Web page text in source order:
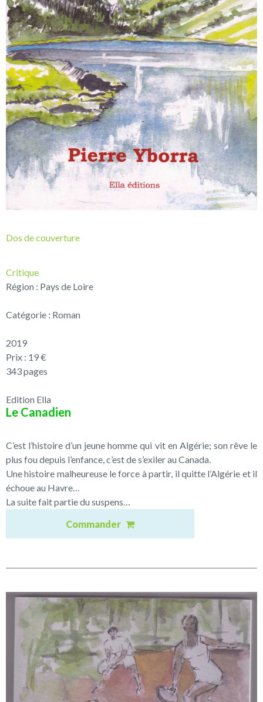
Dos de couverture
Critique
Région : Pays de Loire
Catégorie : Roman
2019
Prix : 19 €
343 pages
Edition Ella
Le Canadien
C’est l’histoire d’un jeune homme qui vit en Algérie; son rêve le
plus fou depuis l’enfance, c’est de s’exiler au Canada.
Une histoire malheureuse le force à partir, il quitte l’Algérie et il
échoue au Havre…
La suite fait partie du suspens…
Commander